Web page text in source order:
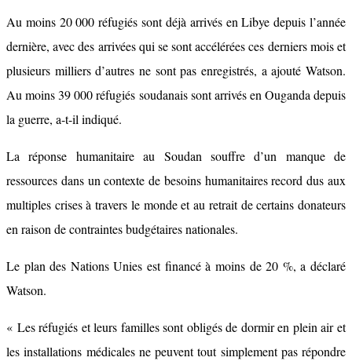
Au moins 20 000 réfugiés sont déjà arrivés en Libye depuis l’année
dernière, avec des arrivées qui se sont accélérées ces derniers mois et
plusieurs milliers d’autres ne sont pas enregistrés, a ajouté Watson.
Au moins 39 000 réfugiés soudanais sont arrivés en Ouganda depuis
la guerre, a-t-il indiqué.
La réponse humanitaire au Soudan souffre d’un manque de
ressources dans un contexte de besoins humanitaires record dus aux
multiples crises à travers le monde et au retrait de certains donateurs
en raison de contraintes budgétaires nationales.
Le plan des Nations Unies est financé à moins de 20 %, a déclaré
Watson.
« Les réfugiés et leurs familles sont obligés de dormir en plein air et
les installations médicales ne peuvent tout simplement pas répondre